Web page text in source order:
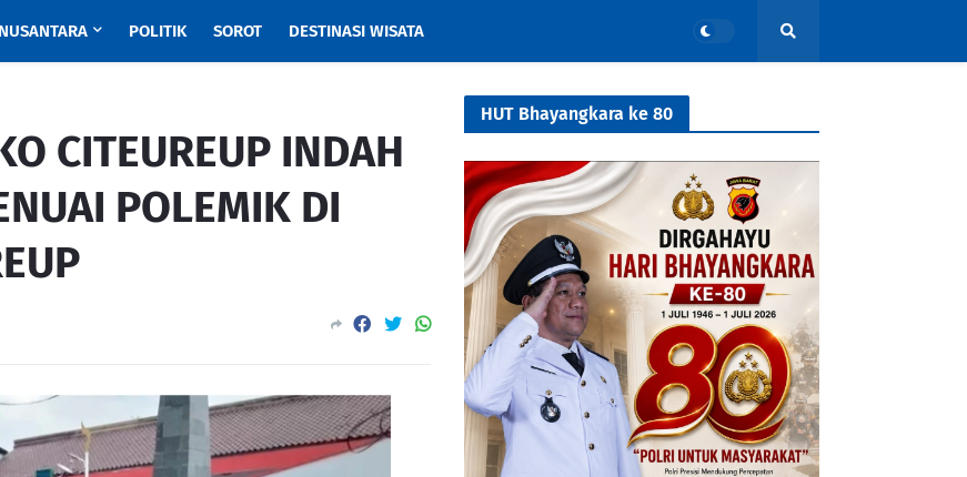
NUSANTARA POLITIK SOROT DESTINASI WISATA
CITEUREUP INDAH
POLEMIK DI
HUT Bhayangkara ke 80